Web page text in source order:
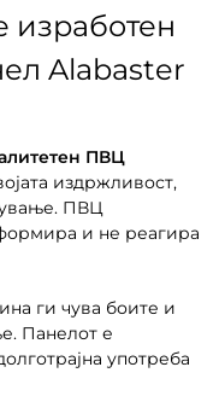
изработен
Alabaster
ПВЦ
издржливост,
ПВЦ
и не реагира
ги чува боите и
Панелот е
употреба